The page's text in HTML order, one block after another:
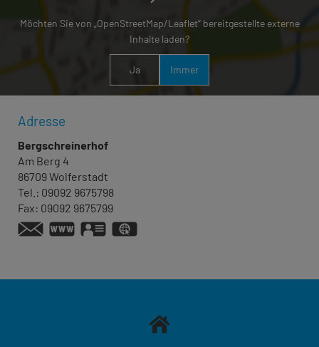
Möchten Sie von „OpenStreetMap/Leaflet“ bereitgestellte externe
Inhalte laden?
Ja Immer
Adresse
Bergschreinerhof
Am Berg 4
86709Wolferstadt
Tel.: 09092 9675798
Fax: 09092 9675799
www.bergschreinerhof.de
vCard